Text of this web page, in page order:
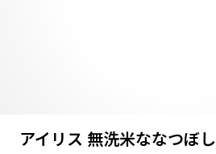
アイリス 無洗米ななつぼし